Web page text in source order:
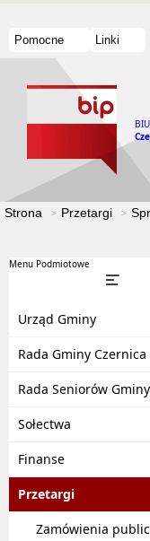
Pomocne Linki
Strona Przetargi
Menu Podmiotowe
Urząd Gminy
Rada Gminy Czernica
Rada Seniorów
Sołectwa
Finanse
Przetargi
Zamówienia